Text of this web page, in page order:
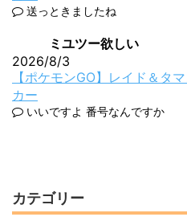
送っときましたね
ミユツー欲しい
2026/8/3
【ポケモンGO】レイド＆タ
カー
いいですよ 番号なんですか
カテゴリー